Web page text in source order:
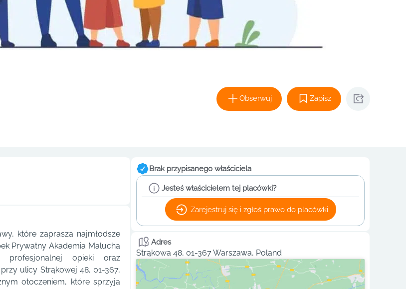
Obserwuj Zapisz
które zaprasza najmłodsze
Prywatny Akademia Malucha
opieki oraz
ulicy Strąkowej 48, 01-367,
otoczeniem, które sprzyja
Brak przypisanego właściciela
Jesteś właścicielem tej placówki?
Zarejestruj się i zgłoś prawo do placówki
Adres
Strąkowa 48, 01-367 Warszawa, Poland